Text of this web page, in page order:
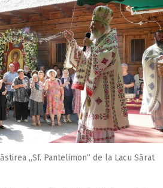
„Sf. Pantelimon“ de la Lacu Sărat